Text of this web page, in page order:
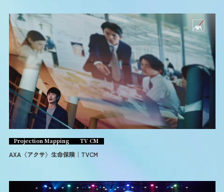
Projection Mapping TV CM
AXA〈アクサ〉生命保険｜TVCM